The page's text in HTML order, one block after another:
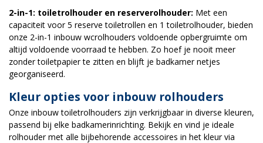
2-in-1: toiletrolhouder en reserverolhouder: Met een
capaciteit voor 5 reserve toiletrollen en 1 toiletrolhouder, bieden
onze 2-in-1 inbouw wcrolhouders voldoende opbergruimte om
altijd voldoende voorraad te hebben. Zo hoef je nooit meer
zonder toiletpapier te zitten en blijft je badkamer netjes
georganiseerd.
Kleur opties voor inbouw rolhouders
Onze inbouw toiletrolhouders zijn verkrijgbaar in diverse kleuren,
passend bij elke badkamerinrichting. Bekijk en vind je ideale
rolhouder met alle bijbehorende accessoires in het kleur via